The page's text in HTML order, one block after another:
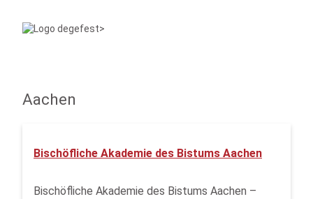
Aachen
Bischöfliche Akademie des Bistums Aachen
Bischöfliche Akademie des Bistums Aachen –